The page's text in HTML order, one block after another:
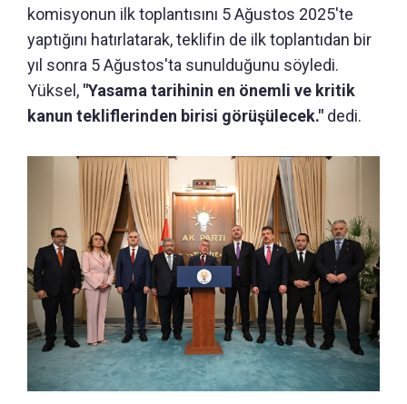
komisyonun ilk toplantısını 5 Ağustos 2025'te
yaptığını hatırlatarak, teklifin de ilk toplantıdan bir
yıl sonra 5 Ağustos'ta sunulduğunu söyledi.
Yüksel, "Yasama tarihinin en önemli ve kritik
kanun tekliflerinden birisi görüşülecek." dedi.